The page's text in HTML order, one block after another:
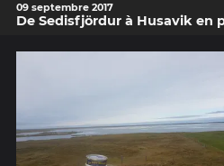
09 septembre 2017
De Sedisfjördur à Husavik en